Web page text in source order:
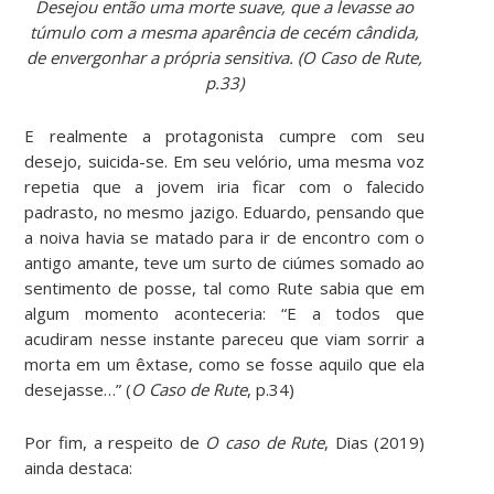
Desejou então uma morte suave, que a levasse ao
túmulo com a mesma aparência de cecém cândida,
de envergonhar a própria sensitiva. (O Caso de Rute,
p.33)
E realmente a protagonista cumpre com seu
desejo, suicida-se. Em seu velório, uma mesma voz
repetia que a jovem iria ficar com o falecido
padrasto, no mesmo jazigo. Eduardo, pensando que
a noiva havia se matado para ir de encontro com o
antigo amante, teve um surto de ciúmes somado ao
sentimento de posse, tal como Rute sabia que em
algum momento aconteceria: “E a todos que
acudiram nesse instante pareceu que viam sorrir a
morta em um êxtase, como se fosse aquilo que ela
desejasse…” (O Caso de Rute, p.34)
Por fim, a respeito de O caso de Rute, Dias (2019)
ainda destaca: